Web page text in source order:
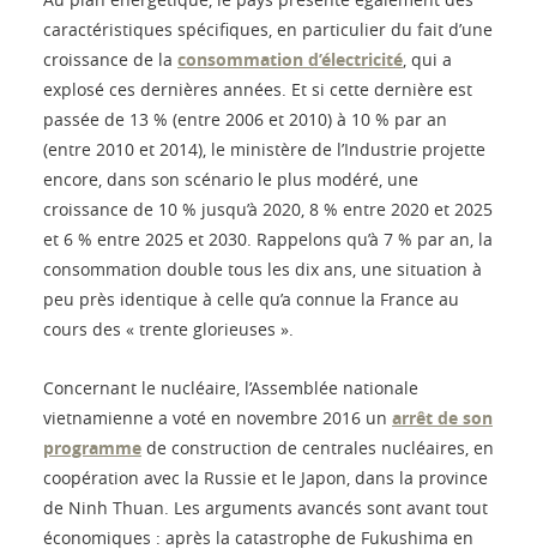
caractéristiques spécifiques, en particulier du fait d’une
croissance de la consommation d’électricité, qui a
explosé ces dernières années. Et si cette dernière est
passée de 13 % (entre 2006 et 2010) à 10 % par an
(entre 2010 et 2014), le ministère de l’Industrie projette
encore, dans son scénario le plus modéré, une
croissance de 10 % jusqu’à 2020, 8 % entre 2020 et 2025
et 6 % entre 2025 et 2030. Rappelons qu’à 7 % par an, la
consommation double tous les dix ans, une situation à
peu près identique à celle qu’a connue la France au
cours des « trente glorieuses ».
Concernant le nucléaire, l’Assemblée nationale
vietnamienne a voté en novembre 2016 un arrêt de son
programme de construction de centrales nucléaires, en
coopération avec la Russie et le Japon, dans la province
de Ninh Thuan. Les arguments avancés sont avant tout
économiques : après la catastrophe de Fukushima en